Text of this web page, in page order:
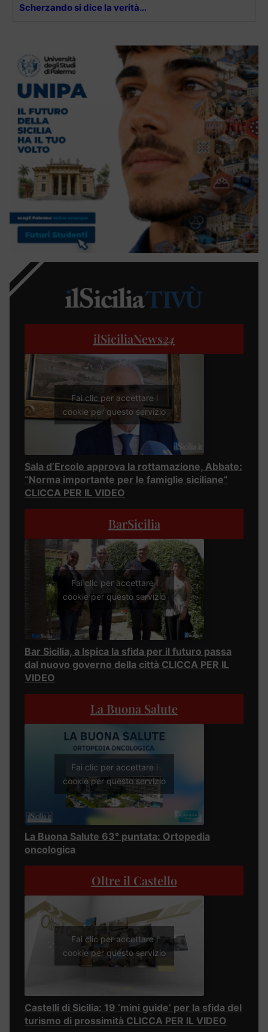
Scherzando si dice la verità…
ilSiciliaNews24
Fai clic per accettare i
cookie per questo servizio
Sala d’Ercole approva la rottamazione, Abbate:
“Norma importante per le famiglie siciliane”
CLICCA PER IL VIDEO
BarSicilia
Fai clic per accettare i
cookie per questo servizio
Bar Sicilia, a Ispica la sfida per il futuro passa
dal nuovo governo della città CLICCA PER IL
VIDEO
La Buona Salute
Fai clic per accettare i
cookie per questo servizio
La Buona Salute 63° puntata: Ortopedia
oncologica
Oltre il Castello
Fai clic per accettare i
cookie per questo servizio
Castelli di Sicilia: 19 ‘mini guide’ per la sfida del
turismo di prossimità CLICCA PER IL VIDEO